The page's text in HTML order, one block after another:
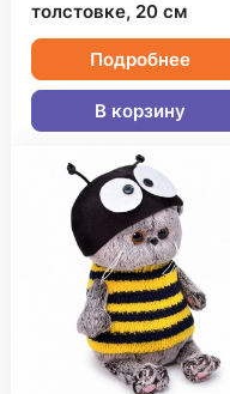
толстовке, 20 см
Подробнее
В корзину